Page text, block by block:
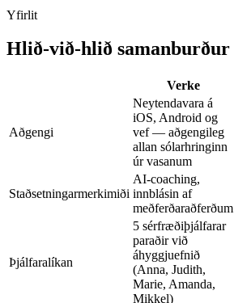
Yfirlit
Hlið-við-hlið samanburður
Verke
Aðgengi
Neytendavara á
iOS, Android og
vef — aðgengileg
allan sólarhringinn
úr vasanum
Staðsetningarmerkimiði
AI-coaching,
innblásin af
meðferðaraðferðum
Þjálfaralíkan
5 sérfræðiþjálfarar
paraðir við
áhyggjuefnið
(Anna, Judith,
Marie, Amanda,
Mikkel)